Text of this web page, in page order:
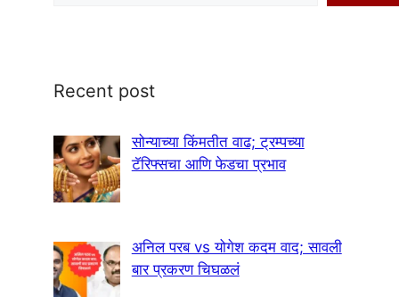
Recent post
सोन्याच्या किंमतीत वाढ; ट्रम्पच्या
टॅरिफ्सचा आणि फेडचा प्रभाव
अनिल परब vs योगेश कदम वाद; सावली
बार प्रकरण चिघळलं